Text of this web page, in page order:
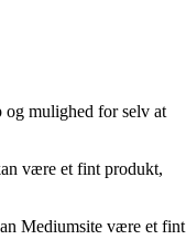
og mulighed for selv at
være et fint produkt,
Mediumsite være et fint